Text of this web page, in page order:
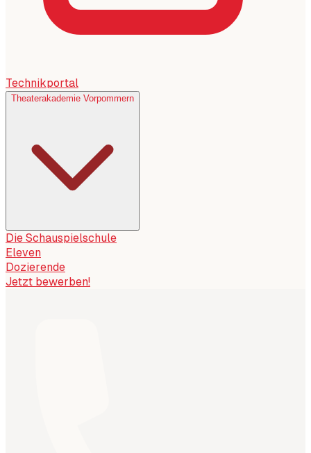
Technikportal
Theaterakademie Vorpommern
Die Schauspielschule
Eleven
Dozierende
Jetzt bewerben!